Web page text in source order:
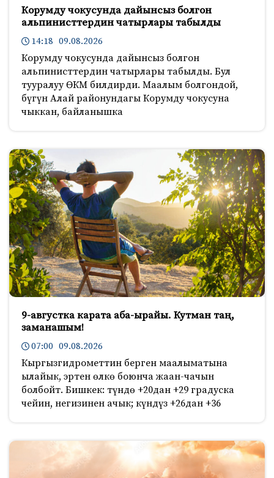
Корумду чокусунда дайынсыз болгон
альпинисттердин чатырлары табылды
14:18 09.08.2026
Корумду чокусунда дайынсыз болгон
альпинисттердин чатырлары табылды. Бул
тууралуу ӨКМ билдирди. Маалым болгондой,
бүгүн Алай районундагы Корумду чокусуна
чыккан, байланышка
9-августка карата аба-ырайы. Кутман таң,
заманашым!
07:00 09.08.2026
Кыргызгидрометтин берген маалыматына
ылайык, эртен өлкө боюнча жаан-чачын
болбойт. Бишкек: түндө +20дан +29 градуска
чейин, негизинен ачык; күндүз +26дан +36